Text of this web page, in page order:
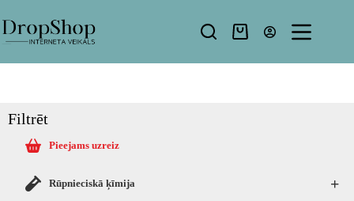
Filtrēt
Pieejams uzreiz
+
Rūpnieciskā ķīmija